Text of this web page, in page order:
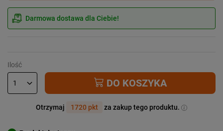
Darmowa dostawa dla Ciebie!
Ilość
DO KOSZYKA
Otrzymaj 1720 pkt za zakup tego produktu.